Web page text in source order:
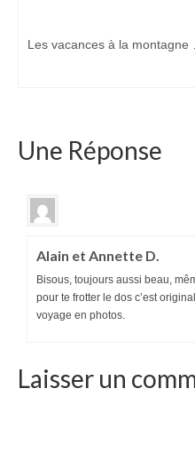
Les vacances à la montagne
Une Réponse
Alain et Annette D.
Bisous, toujours aussi beau,
pour te frotter le dos c’est
voyage en photos.
Laisser un